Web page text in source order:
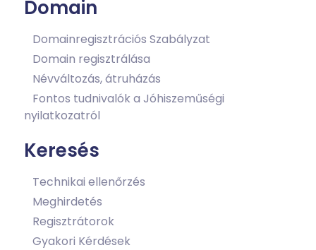
Domain
Domainregisztrációs Szabályzat
Domain regisztrálása
Névváltozás, átruházás
Fontos tudnivalók a Jóhiszeműségi
nyilatkozatról
Keresés
Technikai ellenőrzés
Meghirdetés
Regisztrátorok
Gyakori Kérdések